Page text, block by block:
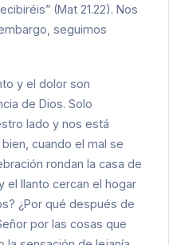
(Mat 21.22). Nos
seguimos
y el dolor son
de Dios. Solo
lado y nos está
cuando el mal se
rondan la casa de
el llanto cercan el hogar
¿Por qué después de
por las cosas que